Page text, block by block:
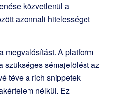
közvetlenül a
azonnali hitelességet
megvalósítást. A platform
szükséges sémajelölést az
téve a rich snippetek
nélkül. Ez